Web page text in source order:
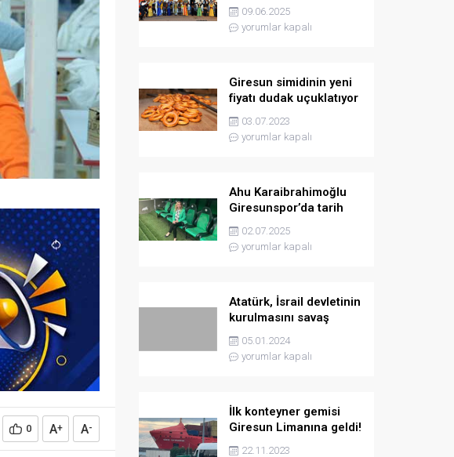
0 A+ A-
istihbaratı var
09.06.2025
yorumlar kapalı
Giresun simidinin yeni
fiyatı dudak uçuklatıyor
03.07.2023
yorumlar kapalı
Ahu Karaibrahimoğlu
Giresunspor’da tarih
yazmaya hazırlanıyor
02.07.2025
yorumlar kapalı
Atatürk, İsrail devletinin
kurulmasını savaş
sebebi olarak ilân
etmişti
05.01.2024
yorumlar kapalı
İlk konteyner gemisi
Giresun Limanına geldi!
22.11.2023